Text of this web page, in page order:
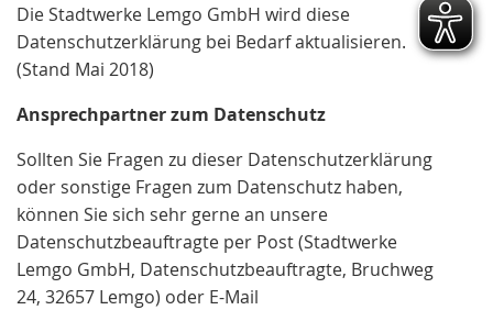
Die Stadtwerke Lemgo GmbH wird diese
Datenschutzerklärung bei Bedarf aktualisieren.
(Stand Mai 2018)
Ansprechpartner zum Datenschutz
Sollten Sie Fragen zu dieser Datenschutzerklärung
oder sonstige Fragen zum Datenschutz haben,
können Sie sich sehr gerne an unsere
Datenschutzbeauftragte per Post (Stadtwerke
Lemgo GmbH, Datenschutzbeauftragte, Bruchweg
24, 32657 Lemgo) oder E-Mail